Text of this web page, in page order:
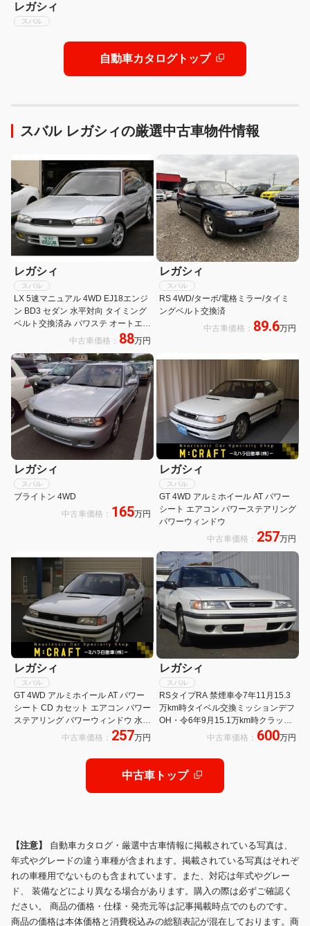
レガシィ
スバル
自動車カタログトップ
スバル レガシィの厳選中古車物件情報
レガシィ
スバル
LX 5速マニュアル 4WD EJ18エンジ
ン BD3 セダン 水平対向 タイミング
ベルト交換済み パワステ オートエア
中古車価格： 88万円
レガシィ
スバル
RS 4WD/ターボ/電格ミラー/タイミ
ングベルト交換済
中古車価格： 89.6万円
レガシィ
スバル
ブライトン 4WD
中古車価格： 165万円
レガシィ
スバル
GT 4WD アルミホイール AT パワー
シート エアコン パワーステアリング
パワーウィンドウ
中古車価格： 257万円
レガシィ
スバル
GT 4WD アルミホイール AT パワー
シート CD カセット エアコン パワー
ステアリング パワーウィンドウ 水平
対向4気筒DOHC16バルブICターボ
中古車価格： 257万円
レガシィ
スバル
RSタイプRA 禁煙車令7年11月15.3
万km時タイベル交換ミッションデフ
OH・令6年9月15.1万km時クラッチ
OHパワステOH・令6年12月サスペ
ンションフルOH・令6年7月ラジエ
ター新品交換・記録簿21枚
中古車価格： 600万円
中古車トップ
【注意】 自動車カタログ・厳選中古車情報に掲載されている写真は、
年式やグレードの違う車種が含まれます。掲載されている写真はそれぞ
れの車種用でないものも含まれています。また、対応は年式やグレー
ド、 装備などにより異なる場合があります。購入の際は必ずご確認く
ださい。 商品の価格・仕様・発売元等は記事掲載時点でのものです。
商品の価格は本体価格と消費税込みの総額表記が混在しております。商